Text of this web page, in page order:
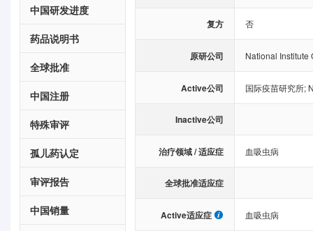
中国研发进度
药品说明书
全球批准
中国注册
特殊审评
孤儿药认定
审评报告
中国销量
复方 否
原研公司 National Institute
Active公司 国际疫苗研究所;
Inactive公司
治疗领域 / 适应症 血吸虫病
全球批准适应症
Active适应症 血吸虫病